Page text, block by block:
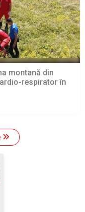
montană din
respirator în